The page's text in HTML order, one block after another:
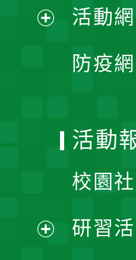
單
選
開
活動
防疫
活動
校園
研習